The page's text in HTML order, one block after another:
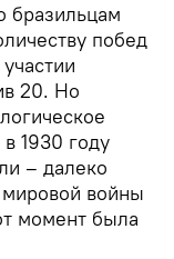
бразильцам
побед
20. Но
1930 году
– далеко
войны
момент была